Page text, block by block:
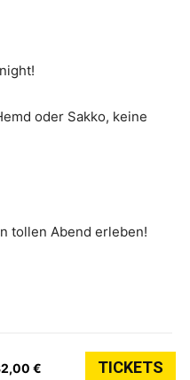
oder Sakko, keine
tollen Abend erleben!
€ TICKETS